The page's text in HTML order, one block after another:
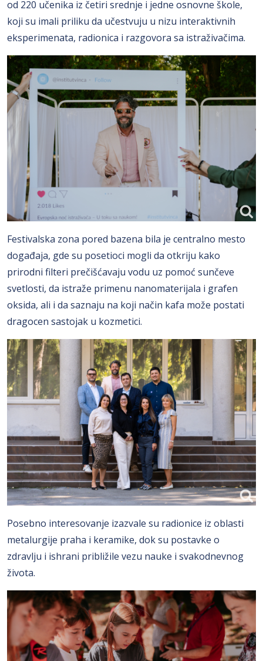
od 220 učenika iz četiri srednje i jedne osnovne škole,
koji su imali priliku da učestvuju u nizu interaktivnih
eksperimenata, radionica i razgovora sa istraživačima.
Festivalska zona pored bazena bila je centralno mesto
događaja, gde su posetioci mogli da otkriju kako
prirodni filteri prečišćavaju vodu uz pomoć sunčeve
svetlosti, da istraže primenu nanomaterijala i grafen
oksida, ali i da saznaju na koji način kafa može postati
dragocen sastojak u kozmetici.
Posebno interesovanje izazvale su radionice iz oblasti
metalurgije praha i keramike, dok su postavke o
zdravlju i ishrani približile vezu nauke i svakodnevnog
života.